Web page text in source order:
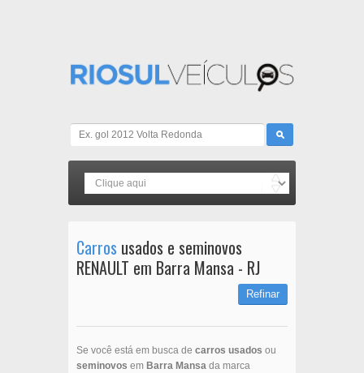
Carros usados e seminovos
RENAULT em Barra Mansa - RJ
Refinar
Se você está em busca de carros usados ou
seminovos em Barra Mansa da marca